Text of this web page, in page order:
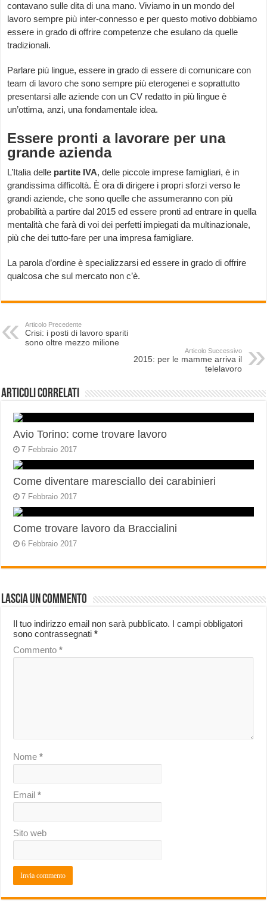
contavano sulle dita di una mano. Viviamo in un mondo del
lavoro sempre più inter-connesso e per questo motivo dobbiamo
essere in grado di offrire competenze che esulano da quelle
tradizionali.
Parlare più lingue, essere in grado di essere di comunicare con
team di lavoro che sono sempre più eterogenei e soprattutto
presentarsi alle aziende con un CV redatto in più lingue è
un’ottima, anzi, una fondamentale idea.
Essere pronti a lavorare per una
grande azienda
L’Italia delle partite IVA, delle piccole imprese famigliari, è in
grandissima difficoltà. È ora di dirigere i propri sforzi verso le
grandi aziende, che sono quelle che assumeranno con più
probabilità a partire dal 2015 ed essere pronti ad entrare in quella
mentalità che farà di voi dei perfetti impiegati da multinazionale,
più che dei tutto-fare per una impresa famigliare.
La parola d’ordine è specializzarsi ed essere in grado di offrire
qualcosa che sul mercato non c’è.
Articolo Precedente
Crisi: i posti di lavoro spariti
sono oltre mezzo milione
Articolo Successivo
2015: per le mamme arriva il
telelavoro
Articoli correlati
Avio Torino: come trovare lavoro
7 Febbraio 2017
Come diventare maresciallo dei carabinieri
7 Febbraio 2017
Come trovare lavoro da Braccialini
6 Febbraio 2017
Lascia un commento
Il tuo indirizzo email non sarà pubblicato. I campi obbligatori
sono contrassegnati*
Commento*
Nome*
Email*
Sito web